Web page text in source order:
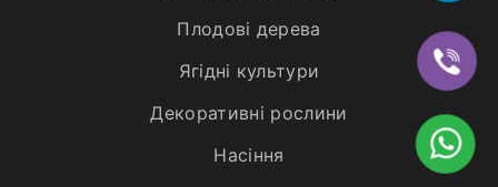
Плодові дерева
Ягідні культури
Декоративні рослини
Насіння